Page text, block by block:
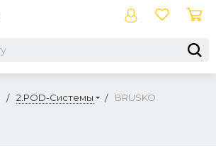
2.POD-Системы BRUSKO